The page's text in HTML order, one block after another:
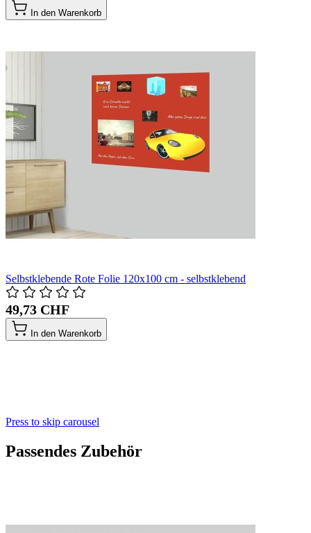
In den Warenkorb
Selbstklebende Rote Folie 120x100 cm - selbstklebend
49,73 CHF
In den Warenkorb
Press to skip carousel
Passendes Zubehör